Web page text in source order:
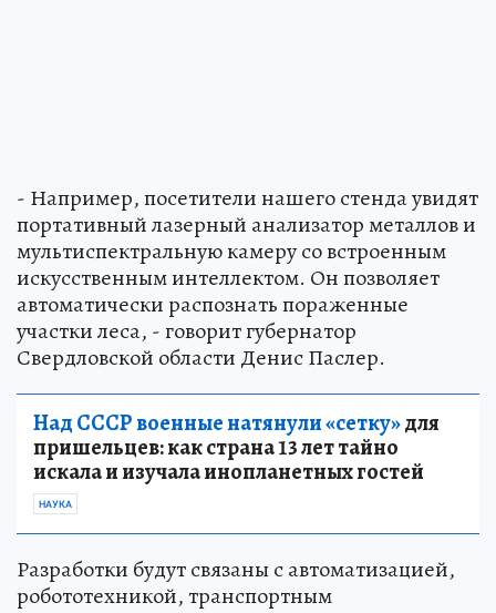
- Например, посетители нашего стенда увидят
портативный лазерный анализатор металлов и
мультиспектральную камеру со встроенным
искусственным интеллектом. Он позволяет
автоматически распознать пораженные
участки леса, - говорит губернатор
Свердловской области Денис Паслер.
Над СССР военные натянули «сетку»для
пришельцев: как страна 13 лет тайно
искала и изучала инопланетных гостей
НАУКА
Разработки будут связаны с автоматизацией,
робототехникой, транспортным